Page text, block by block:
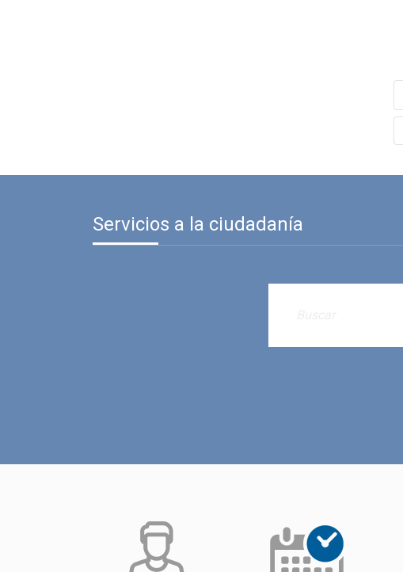
Servicios a la ciudadanía